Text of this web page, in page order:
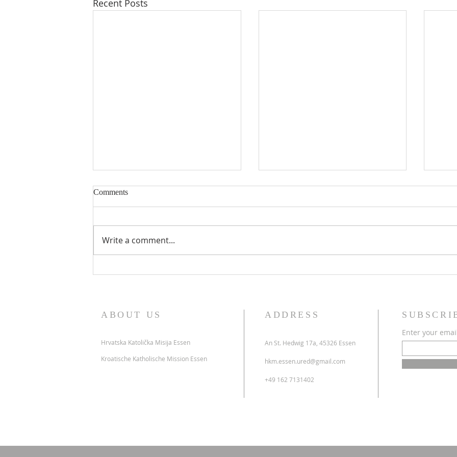
Recent Posts
Comments
Write a comment...
ABOUT US
Hrvatska Katolička Misija Essen
Kroatische Katholische Mission Essen
ADDRESS
An St. Hedwig 17a, 45326 Essen
hkm.essen.ured@gmail.com
+49 162 7131402
Enter your